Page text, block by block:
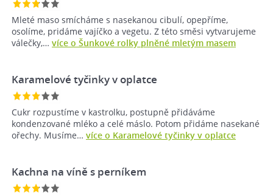
Mleté maso smícháme s nasekanou cibulí, opepříme,
osolíme, pridáme vajíčko a vegetu. Z této směsi vytvarujeme
válečky,… více o Šunkové rolky plněné mletým masem
Karamelové tyčinky v oplatce
Cukr rozpustíme v kastrolku, postupně přidáváme
kondenzované mléko a celé máslo. Potom přidáme nasekané
ořechy. Musíme… více o Karamelové tyčinky v oplatce
Kachna na víně s perníkem